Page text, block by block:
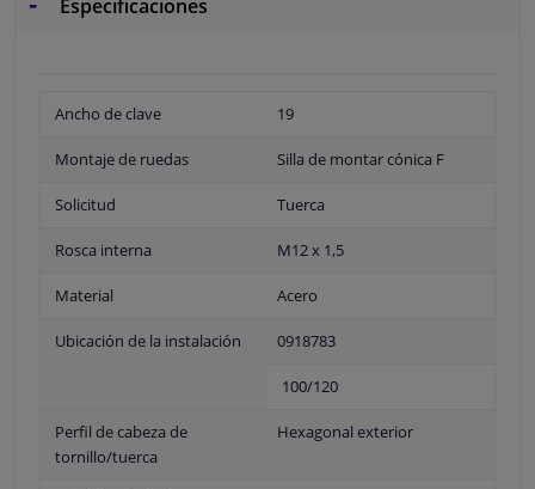
Especificaciones
Ancho de clave 19
Montaje de ruedas Silla de montar cónica F
Solicitud Tuerca
Rosca interna M12 x 1,5
Material Acero
Ubicación de la instalación 0918783
100/120
Perfil de cabeza de
tornillo/tuerca
Hexagonal exterior